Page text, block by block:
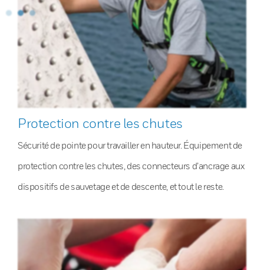
Protection contre les chutes
Sécurité de pointe pour travailler en hauteur. Équipement de
protection contre les chutes, des connecteurs d’ancrage aux
dispositifs de sauvetage et de descente, et tout le reste.